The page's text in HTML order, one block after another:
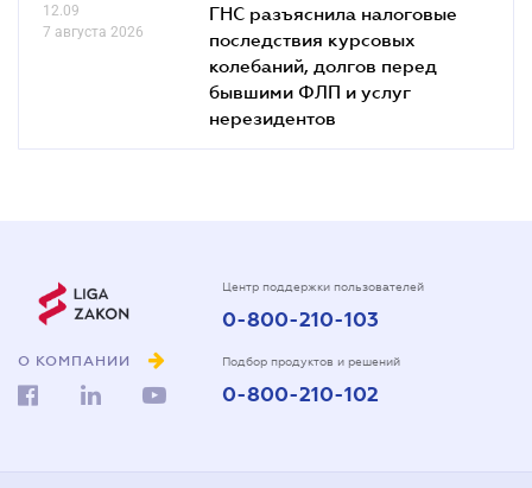
12.09
7 августа 2026
ГНС разъяснила налоговые
последствия курсовых
колебаний, долгов перед
бывшими ФЛП и услуг
нерезидентов
О КОМПАНИИ
Центр поддержки пользователей
0-800-210-103
Подбор продуктов и решений
0-800-210-102